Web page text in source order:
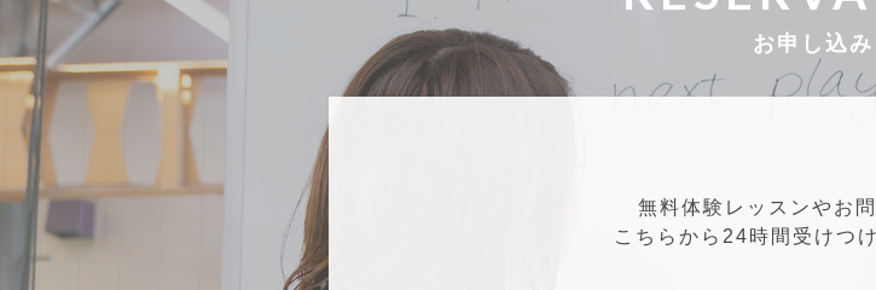
お申し込み
無料体験レッスンやお
こちらから24時間受けつ